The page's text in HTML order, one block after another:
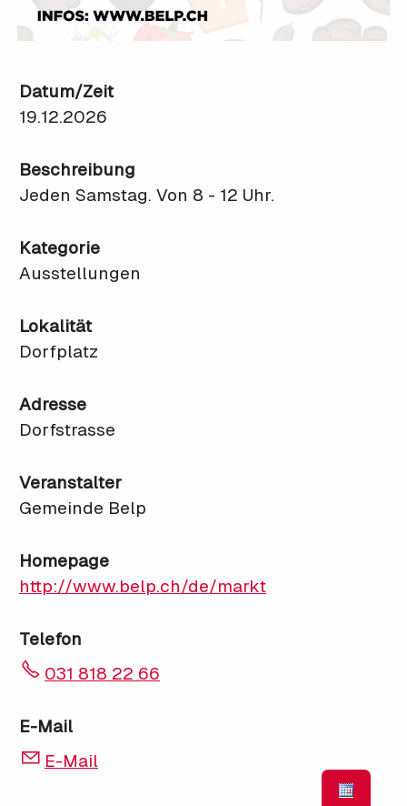
Datum/Zeit
19.12.2026
Beschreibung
Jeden Samstag. Von 8 - 12 Uhr.
Kategorie
Ausstellungen
Lokalität
Dorfplatz
Adresse
Dorfstrasse
Veranstalter
Gemeinde Belp
Homepage
http://www.belp.ch/de/markt
Telefon
031 818 22 66
E-Mail
E-Mail